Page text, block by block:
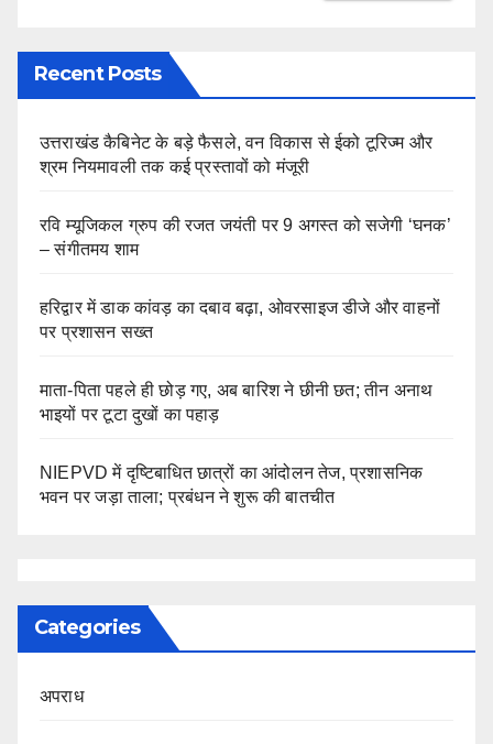
Recent Posts
उत्तराखंड कैबिनेट के बड़े फैसले, वन विकास से ईको टूरिज्म और
श्रम नियमावली तक कई प्रस्तावों को मंजूरी
रवि म्यूजिकल ग्रुप की रजत जयंती पर 9 अगस्त को सजेगी ‘घनक’
– संगीतमय शाम
हरिद्वार में डाक कांवड़ का दबाव बढ़ा, ओवरसाइज डीजे और वाहनों
पर प्रशासन सख्त
माता-पिता पहले ही छोड़ गए, अब बारिश ने छीनी छत; तीन अनाथ
भाइयों पर टूटा दुखों का पहाड़
NIEPVD में दृष्टिबाधित छात्रों का आंदोलन तेज, प्रशासनिक
भवन पर जड़ा ताला; प्रबंधन ने शुरू की बातचीत
Categories
अपराध